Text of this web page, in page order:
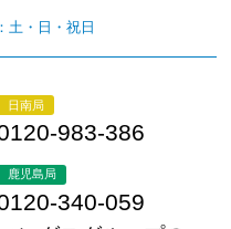
土・日・祝日
日南局
983-386
鹿児島局
340-059